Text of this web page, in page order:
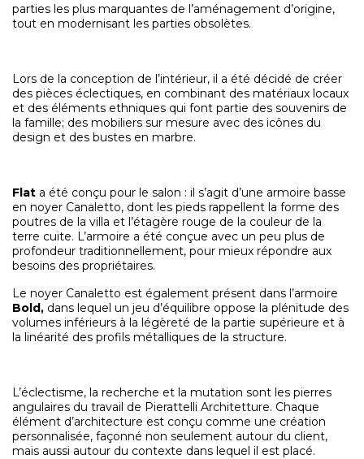
parties les plus marquantes de l’aménagement d’origine,
tout en modernisant les parties obsolètes.
Lors de la conception de l’intérieur, il a été décidé de créer
des pièces éclectiques, en combinant des matériaux locaux
et des éléments ethniques qui font partie des souvenirs de
la famille; des mobiliers sur mesure avec des icônes du
design et des bustes en marbre.
Flat a été conçu pour le salon : il s’agit d’une armoire basse
en noyer Canaletto, dont les pieds rappellent la forme des
poutres de la villa et l’étagère rouge de la couleur de la
terre cuite. L’armoire a été conçue avec un peu plus de
profondeur traditionnellement, pour mieux répondre aux
besoins des propriétaires.
Le noyer Canaletto est également présent dans l’armoire
Bold, dans lequel un jeu d’équilibre oppose la plénitude des
volumes inférieurs à la légèreté de la partie supérieure et à
la linéarité des profils métalliques de la structure.
L’éclectisme, la recherche et la mutation sont les pierres
angulaires du travail de Pierattelli Architetture. Chaque
élément d’architecture est conçu comme une création
personnalisée, façonné non seulement autour du client,
mais aussi autour du contexte dans lequel il est placé.